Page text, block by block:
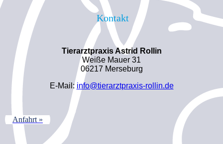
Kontakt
Tierarztpraxis Astrid Rollin
Weiße Mauer 31
06217 Merseburg
E-Mail: info@tierarztpraxis-rollin.de
Anfahrt »